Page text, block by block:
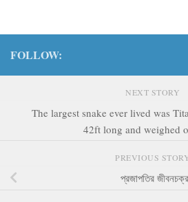
FOLLOW:
NEXT STORY
The largest snake ever lived was
42ft long and weighed
PREVIOUS
প্রজাপতির জীবনচক্র